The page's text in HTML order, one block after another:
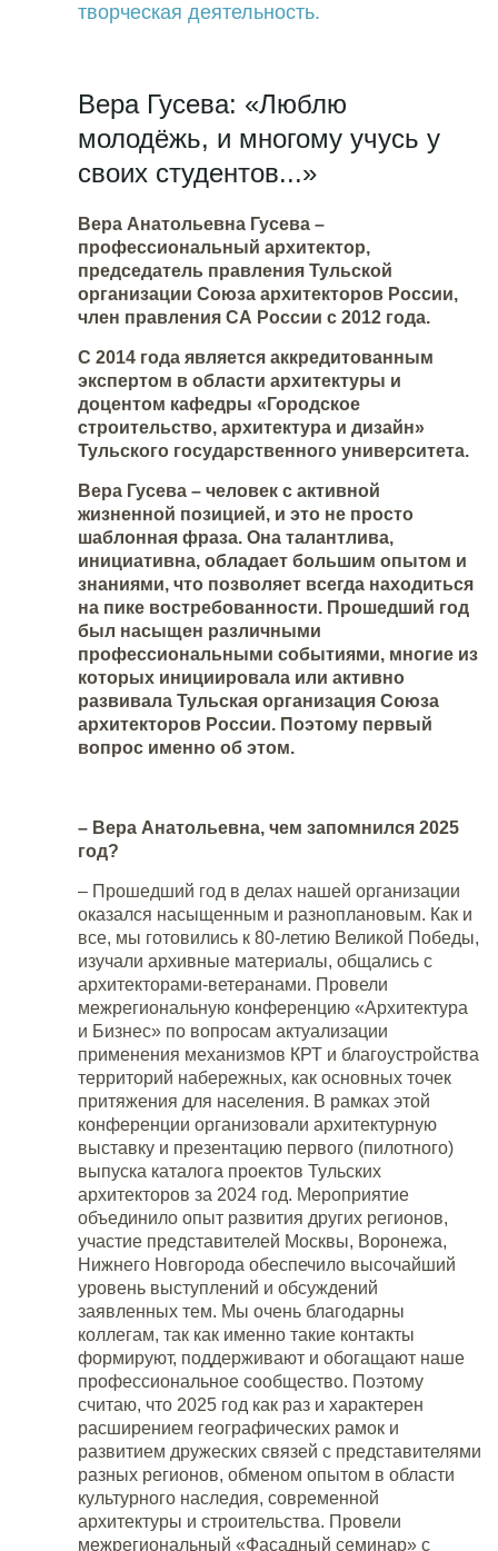
творческая деятельность.
Вера Гусева: «Люблю
молодёжь, и многому учусь у
своих студентов...»
Вера Анатольевна Гусева –
профессиональный архитектор,
председатель правления Тульской
организации Союза архитекторов России,
член правления СА России с 2012 года.
С 2014 года является аккредитованным
экспертом в области архитектуры и
доцентом кафедры «Городское
строительство, архитектура и дизайн»
Тульского государственного университета.
Вера Гусева – человек с активной
жизненной позицией, и это не просто
шаблонная фраза. Она талантлива,
инициативна, обладает большим опытом и
знаниями, что позволяет всегда находиться
на пике востребованности. Прошедший год
был насыщен различными
профессиональными событиями, многие из
которых инициировала или активно
развивала Тульская организация Союза
архитекторов России. Поэтому первый
вопрос именно об этом.
– Вера Анатольевна, чем запомнился 2025
год?
– Прошедший год в делах нашей организации
оказался насыщенным и разноплановым. Как и
все, мы готовились к 80-летию Великой Победы,
изучали архивные материалы, общались с
архитекторами-ветеранами. Провели
межрегиональную конференцию «Архитектура
и Бизнес» по вопросам актуализации
применения механизмов КРТ и благоустройства
территорий набережных, как основных точек
притяжения для населения. В рамках этой
конференции организовали архитектурную
выставку и презентацию первого (пилотного)
выпуска каталога проектов Тульских
архитекторов за 2024 год. Мероприятие
объединило опыт развития других регионов,
участие представителей Москвы, Воронежа,
Нижнего Новгорода обеспечило высочайший
уровень выступлений и обсуждений
заявленных тем. Мы очень благодарны
коллегам, так как именно такие контакты
формируют, поддерживают и обогащают наше
профессиональное сообщество. Поэтому
считаю, что 2025 год как раз и характерен
расширением географических рамок и
развитием дружеских связей с представителями
разных регионов, обменом опытом в области
культурного наследия, современной
архитектуры и строительства. Провели
межрегиональный «Фасадный семинар» с